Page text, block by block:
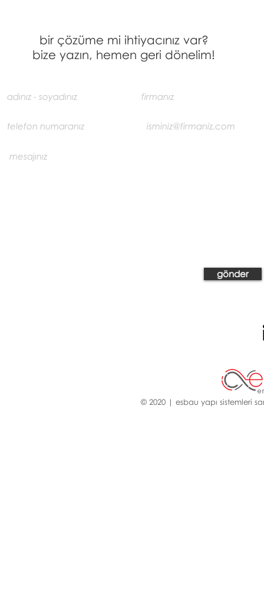
bir çözüme mi ihtiyacınız var?
bize yazın, hemen geri dönelim!
gönder
© 2020 | esbau yapı sistemleri